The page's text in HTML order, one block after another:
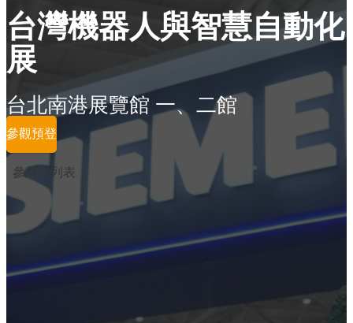
台灣機器人與智慧自動化
展
台北南港展覽館 一、二館
參觀預登
參展商列表